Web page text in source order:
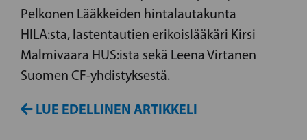
Pelkonen Lääkkeiden hintalautakunta
HILA:sta, lastentautien erikoislääkäri Kirsi
Malmivaara HUS:ista sekä Leena Virtanen
Suomen CF-yhdistyksestä.
LUE EDELLINEN ARTIKKELI